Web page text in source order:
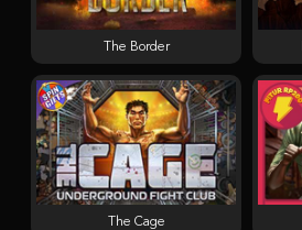
The Cage
The Border